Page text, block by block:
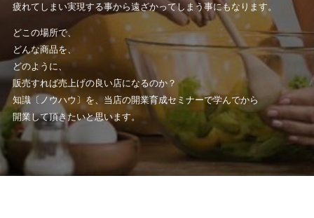
疲れてしまい実現する事から遠ざかってしまう事にもなります。
どこの場所で、
どんな商品を、
どのように、
販売すれば売上げの良い店になるのか？
知識〔ノウハウ〕を、当店の開業育成セミナーで学んでから
開業して頂きたいと思います。